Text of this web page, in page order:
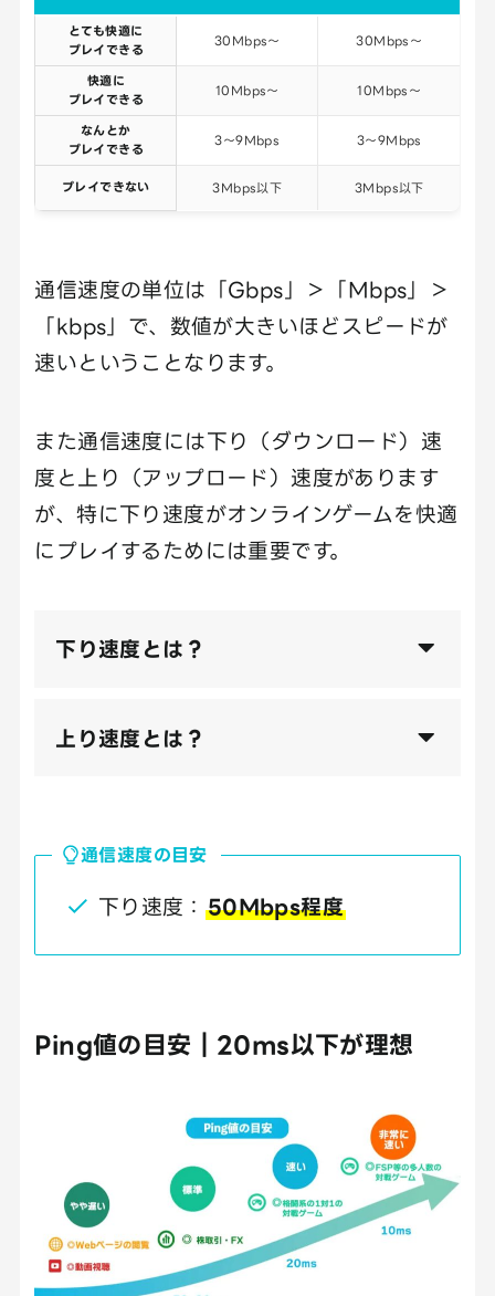
とても快適に
プレイできる
30Mbps～ 30Mbps～
快適に
プレイできる
10Mbps～ 10Mbps～
なんとか
プレイできる
3～9Mbps 3～9Mbps
プレイできない 3Mbps以下 3Mbps以下
通信速度の単位は「Gbps」＞「Mbps」＞
「kbps」で、数値が大きいほどスピードが
速いということなります。
また通信速度には下り（ダウンロード）速
度と上り（アップロード）速度があります
が、特に下り速度がオンラインゲームを快適
にプレイするためには重要です。
下り速度とは？
上り速度とは？
通信速度の目安
下り速度： 50Mbps程度
Ping値の目安｜20ms以下が理想